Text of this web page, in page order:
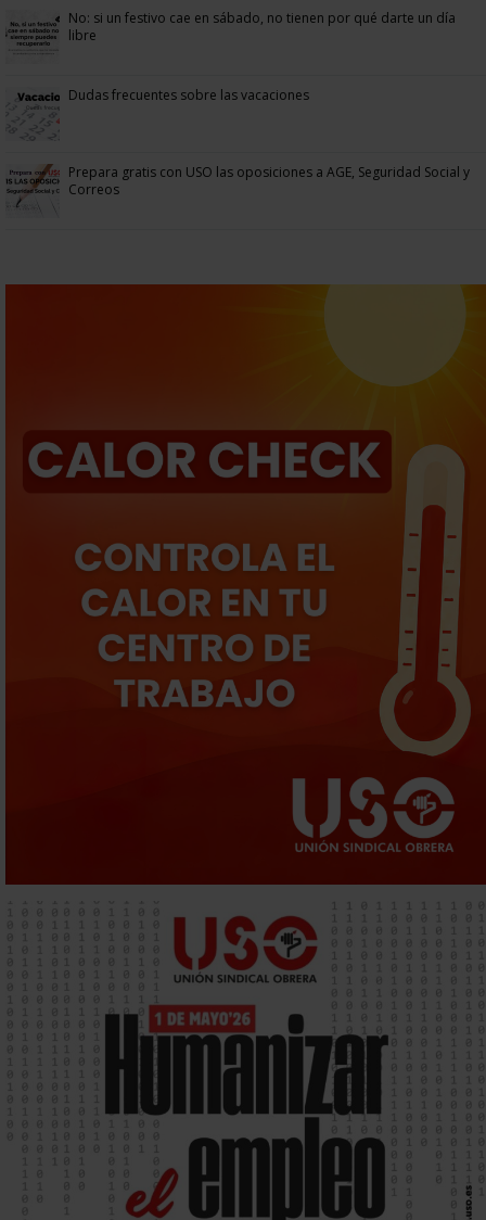
No: si un festivo cae en sábado, no tienen por qué darte un día
libre
Dudas frecuentes sobre las vacaciones
Prepara gratis con USO las oposiciones a AGE, Seguridad Social y
Correos